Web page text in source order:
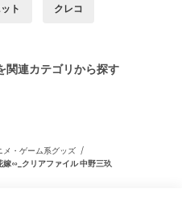
ト クレコ
関連カテゴリから探す
メ・ゲーム系グッズ /
嫁∽_クリアファイル 中野三玖